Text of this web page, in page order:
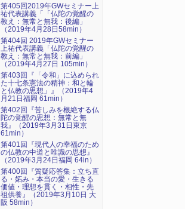
第405回2019年GWセミナー上
祐代表講義「「仏陀の覚醒の
教え：無常と無我：後編」
（2019年4月28日58min）
第404回 2019年GWセミナー
上祐代表講義「仏陀の覚醒の
教え：無常と無我：前編」
（2019年4月27日 105min）
第403回『「令和」に込められ
た十七条憲法の精神：和と輪
と仏教の思想」』（2019年4
月21日福岡 61min）
第402回『苦しみを根絶する仏
陀の覚醒の思想：無常と無
我』（2019年3月31日東京
61min）
第401回『現代人の幸福のため
の仏教の中道と唯識の思想』
（2019年3月24日福岡 64in）
第400回『質疑応答集：立ち直
る・妬み・本当の愛・生きる
価値・理想を貫く・相性・先
祖供養』（2019年3月10日 大
阪 58min）